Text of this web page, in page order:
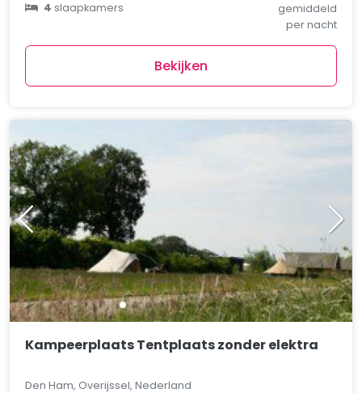
4slaapkamers
gemiddeld
per nacht
Bekijken
Kampeerplaats Tentplaats zonder elektra
Den Ham, Overijssel, Nederland